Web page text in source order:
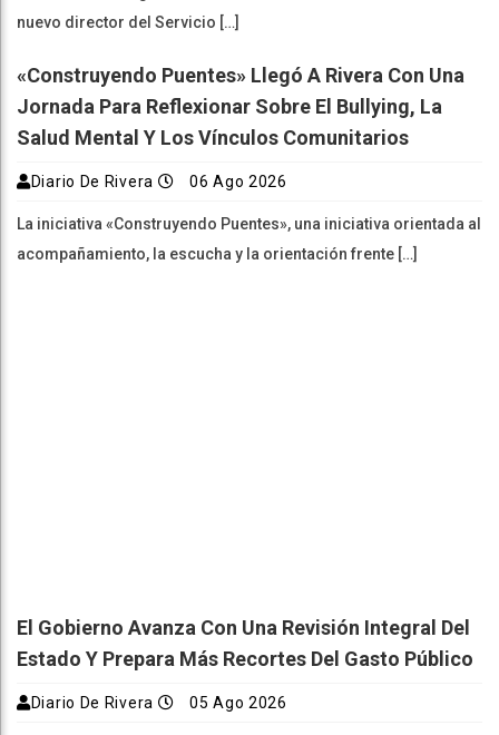
nuevo director del Servicio […]
«Construyendo Puentes» Llegó A Rivera Con Una
Jornada Para Reflexionar Sobre El Bullying, La
Salud Mental Y Los Vínculos Comunitarios
Diario De Rivera 06 Ago 2026
La iniciativa «Construyendo Puentes», una iniciativa orientada al
acompañamiento, la escucha y la orientación frente […]
El Gobierno Avanza Con Una Revisión Integral Del
Estado Y Prepara Más Recortes Del Gasto Público
Diario De Rivera 05 Ago 2026